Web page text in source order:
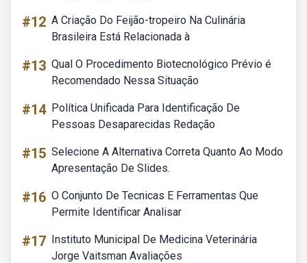
#12 A Criação Do Feijão-tropeiro Na Culinária
Brasileira Está Relacionada à
#13 Qual O Procedimento Biotecnológico Prévio é
Recomendado Nessa Situação
#14 Política Unificada Para Identificação De
Pessoas Desaparecidas Redação
#15 Selecione A Alternativa Correta Quanto Ao Modo
Apresentação De Slides.
#16 O Conjunto De Tecnicas E Ferramentas Que
Permite Identificar Analisar
#17 Instituto Municipal De Medicina Veterinária
Jorge Vaitsman Avaliações